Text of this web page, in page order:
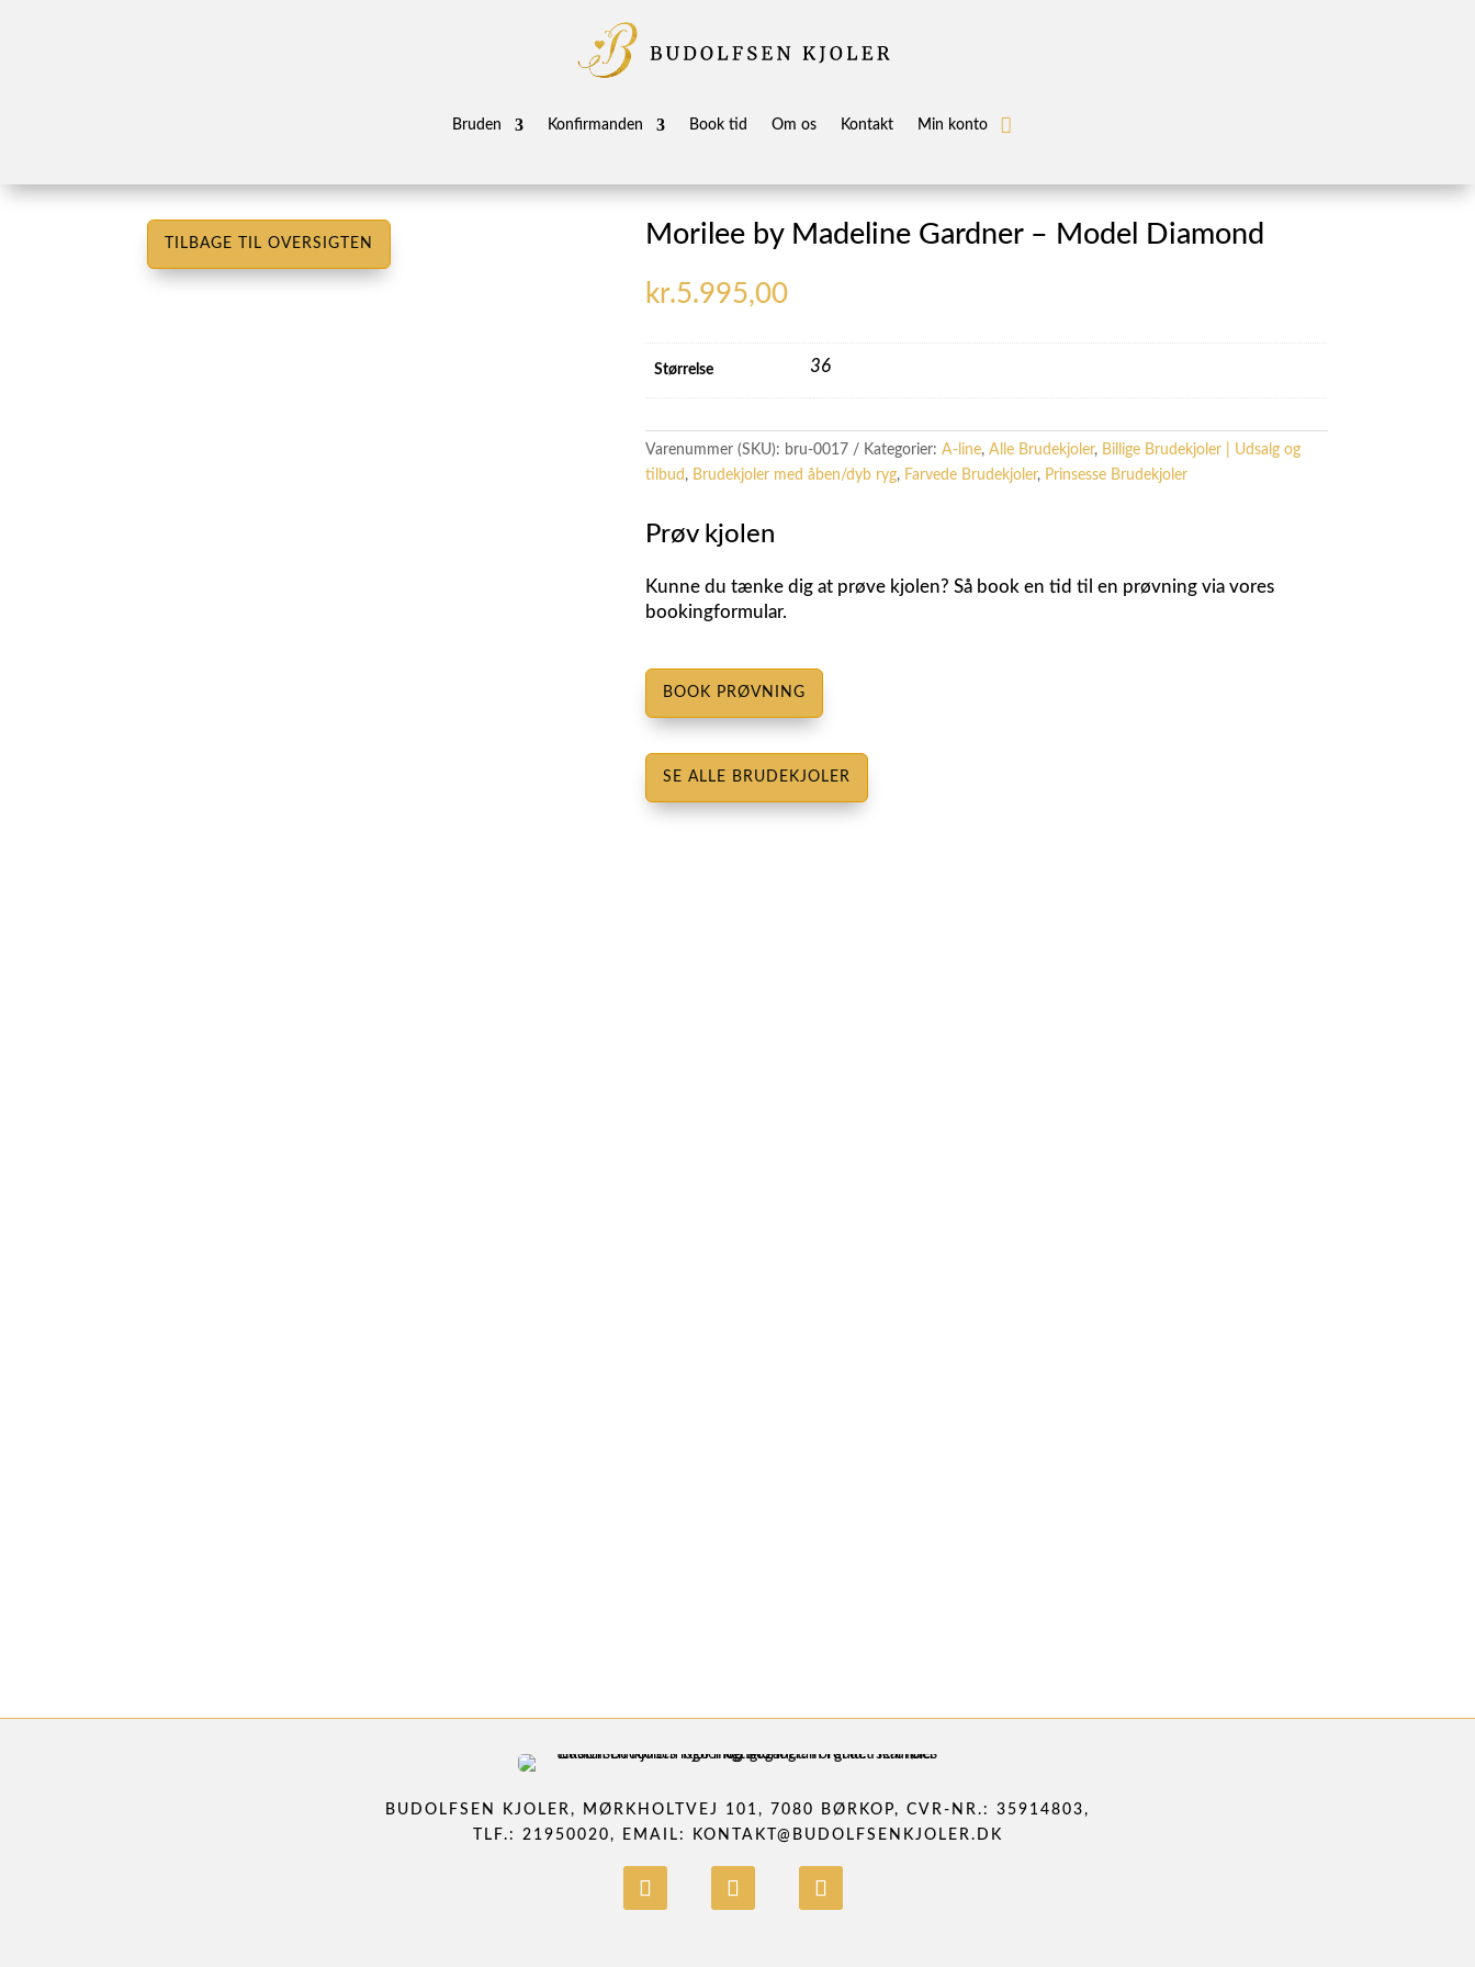
Bruden Konfirmanden Book tid Om os Kontakt Min konto
TILBAGE TIL OVERSIGTEN Morilee by Madeline Gardner – Model Diamond
kr.5.995,00
Størrelse 36
Varenummer (SKU): bru-0017 Kategorier:A-line,Alle Brudekjoler, Billige Brudekjoler | Udsalg og
tilbud , Brudekjoler med åben/dyb ryg, Farvede Brudekjoler, Prinsesse Brudekjoler
Prøv kjolen
Kunne du tænke dig at prøve kjolen? Så book en tid til en prøvning via vores
bookingformular.
BOOK PRØVNING
SE ALLE BRUDEKJOLER
BUDOLFSEN KJOLER, MØRKHOLTVEJ 101, 7080 BØRKOP, CVR-NR.: 35914803,
TLF.: 21950020, EMAIL:
KONTAKT@BUDOLFSENKJOLER.DK